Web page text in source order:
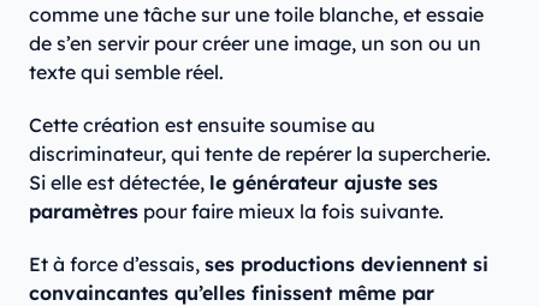
comme une tâche sur une toile blanche, et essaie
de s’en servir pour créer une image, un son ou un
texte qui semble réel.
Cette création est ensuite soumise au
discriminateur, qui tente de repérer la supercherie.
Si elle est détectée, le générateur ajuste ses
paramètres pour faire mieux la fois suivante.
Et à force d’essais, ses productions deviennent si
convaincantes qu’elles finissent même par